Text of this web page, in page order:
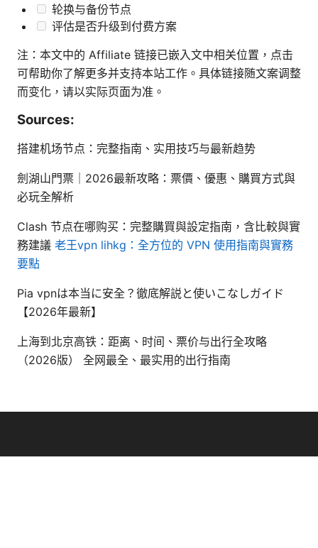
轮换与备份节点
评估是否升级到付费方案
注：本文中的 Affiliate 链接已嵌入文中相关位置，点击
可帮助你了解更多并支持本站工作。具体链接随文案调整
而变化，请以实际页面为准。
Sources:
搭建机场节点：完整指南、实用技巧与最新趋势
劍湖山門票｜2026最新攻略：票價、優惠、購買方式與
必玩全解析
Clash 节点在哪购买：完整購買與設定指南，含比較與實
務建議 老王vpn lihkg：全方位的 VPN 使用指南與實務
要點
Pia vpnは本当に安全？徹底解説と使いこなしガイド
【2026年最新】
上海到北京高铁：距离、时间、票价与出行全攻略
（2026版） 全网最全、最实用的出行指南